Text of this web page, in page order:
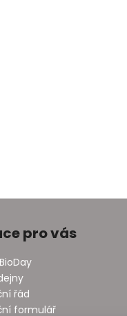
pro vás
řád
formulář